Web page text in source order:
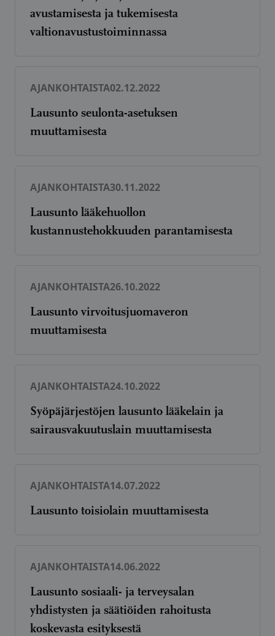
avustamisesta ja tukemisesta
valtionavustustoiminnassa
AJANKOHTAISTA02.12.2022
Lausunto seulonta-asetuksen
muuttamisesta
AJANKOHTAISTA30.11.2022
Lausunto lääkehuollon
kustannustehokkuuden parantamisesta
AJANKOHTAISTA26.10.2022
Lausunto virvoitusjuomaveron
muuttamisesta
AJANKOHTAISTA24.10.2022
Syöpäjärjestöjen lausunto lääkelain ja
sairausvakuutuslain muuttamisesta
AJANKOHTAISTA14.07.2022
Lausunto toisiolain muuttamisesta
AJANKOHTAISTA14.06.2022
Lausunto sosiaali- ja terveysalan
yhdistysten ja säätiöiden rahoitusta
koskevasta esityksestä